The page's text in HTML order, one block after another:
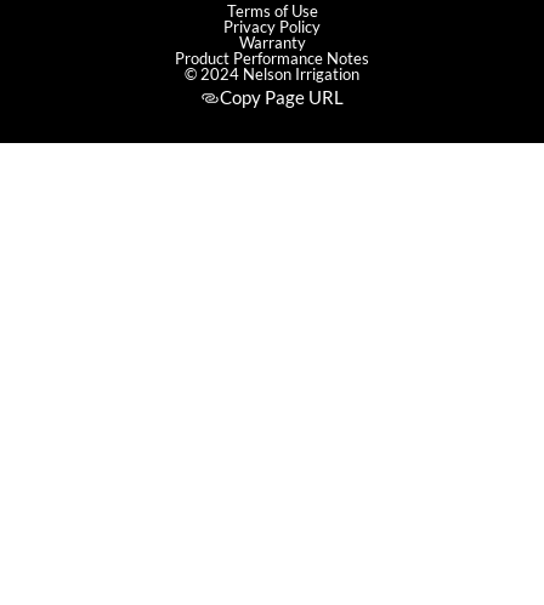
Terms of Use
Privacy Policy
Warranty
Product Performance Notes
© 2024 Nelson Irrigation
Copy Page URL